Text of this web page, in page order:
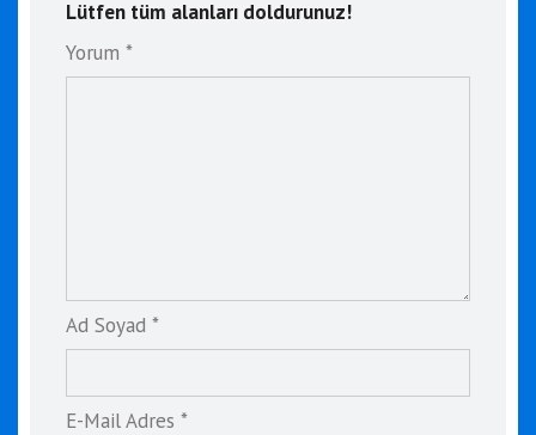
Lütfen tüm alanları doldurunuz!
Yorum *
Ad Soyad *
E-Mail Adres *